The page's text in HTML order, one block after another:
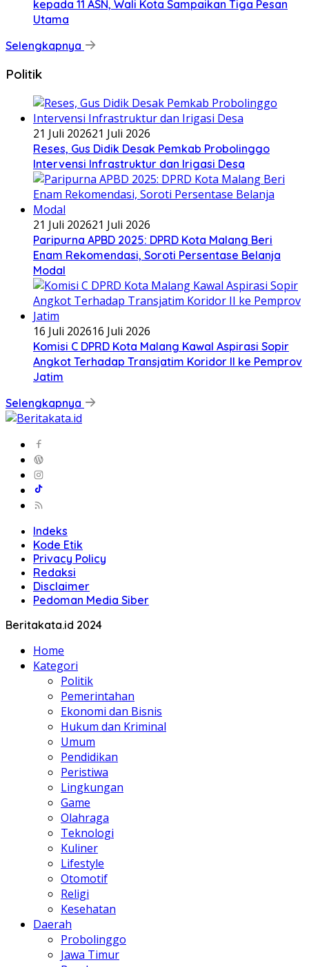
kepada 11 ASN, Wali Kota Sampaikan Tiga Pesan
Utama
Selengkapnya
Politik
21 Juli 202621 Juli 2026
Reses, Gus Didik Desak Pemkab Probolinggo
Intervensi Infrastruktur dan Irigasi Desa
21 Juli 202621 Juli 2026
Paripurna APBD 2025: DPRD Kota Malang Beri
Enam Rekomendasi, Soroti Persentase Belanja
Modal
16 Juli 202616 Juli 2026
Komisi C DPRD Kota Malang Kawal Aspirasi Sopir
Angkot Terhadap Transjatim Koridor II ke Pemprov
Jatim
Selengkapnya
Indeks
Kode Etik
Privacy Policy
Redaksi
Disclaimer
Pedoman Media Siber
Beritakata.id 2024
Home
Kategori
Politik
Pemerintahan
Ekonomi dan Bisnis
Hukum dan Kriminal
Umum
Pendidikan
Peristiwa
Lingkungan
Game
Olahraga
Teknologi
Kuliner
Lifestyle
Otomotif
Religi
Kesehatan
Daerah
Probolinggo
Jawa Timur